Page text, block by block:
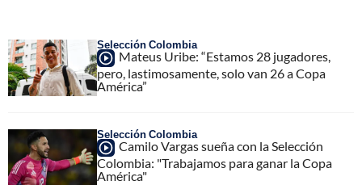
Selección Colombia
Mateus Uribe: “Estamos 28 jugadores,
pero, lastimosamente, solo van 26 a Copa
América”
Selección Colombia
Camilo Vargas sueña con la Selección
Colombia: "Trabajamos para ganar la Copa
América"